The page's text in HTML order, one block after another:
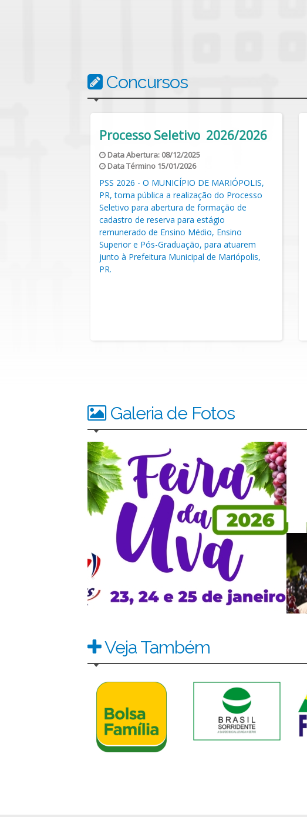
Concursos
Concurso 0001/2025
Data Abertura:15/05/2025
Data Término03/06/2025
Concurso Público da Prefeitura de Mariópolis
(PR) para 34 vagas imediatas + formação de
cadastro reserva. Escolaridade: Níveis
Fundamental (incompleto), Médio e Superior.
Salários: Variam de R$ 1.984,00 a R$
5.281,66, dependendo do cargo e carga
horária (20h a 40h semanais).
Galeria de Fotos
Veja Também